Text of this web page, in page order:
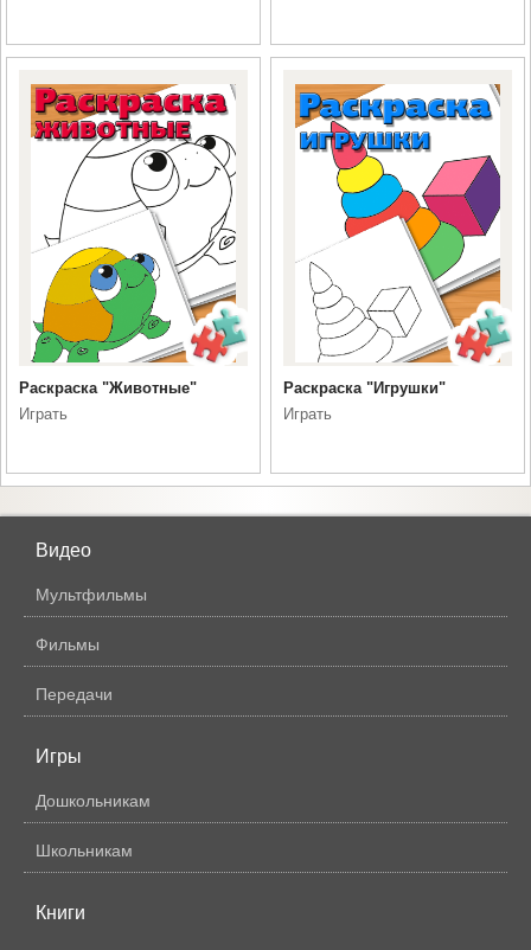
Раскраска "Животные"
Играть
Раскраска "Игрушки"
Играть
Видео
Мультфильмы
Фильмы
Передачи
Игры
Дошкольникам
Школьникам
Книги